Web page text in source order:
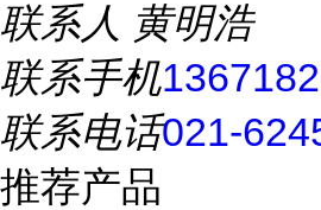
联系人 黄明浩
联系手机
联系电话021-
推荐产品